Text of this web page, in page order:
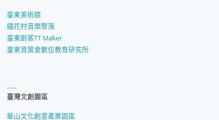
臺東美術館
鐵花村音樂聚落
臺東創客TT Maker
臺東資策會數位教育研究所
臺灣文創園區
華山文化創意產業園區